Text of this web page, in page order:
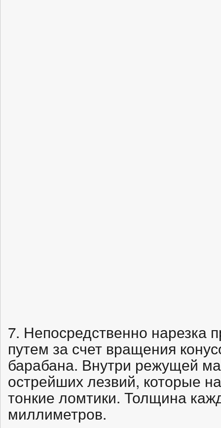
7. Непосредственно нарезка
путем за счет вращения
барабана. Внутри режущей
острейших лезвий, которые
тонкие ломтики. Толщина
миллиметров.